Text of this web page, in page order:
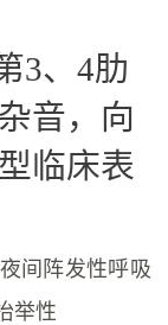
3、4肋
音，向
临床表
间阵发性呼吸
举性